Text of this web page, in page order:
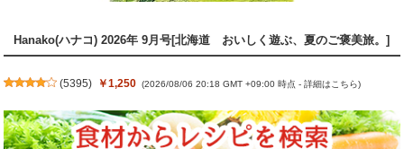
Hanako(ハナコ) 2026年 9月号[北海道 おいしく遊ぶ、夏のご褒美旅。]
(5395) ￥1,250 (2026/08/06 20:18 GMT +09:00 時点 -詳細はこちら)